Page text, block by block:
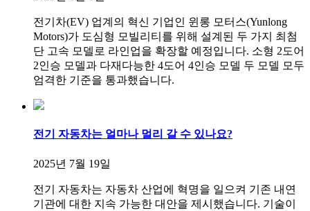
전기차(EV) 업계의 혁신 기업인 윈롱 모터스(Yunlong
Motors)가 도심형 모빌리티를 위해 설계된 두 가지 최첨
단 고속 모델로 라인업을 확장할 예정입니다. 소형 2도어
2인승 모델과 다재다능한 4도어 4인승 모델 두 모델 모두
엄격한 기준을 통과했습니다.
전기 자동차는 얼마나 멀리 갈 수 있나요?
2025년 7월 19일
전기 자동차는 자동차 산업에 혁명을 일으켜 기존 내연
기관에 대한 지속 가능한 대안을 제시했습니다. 기술이